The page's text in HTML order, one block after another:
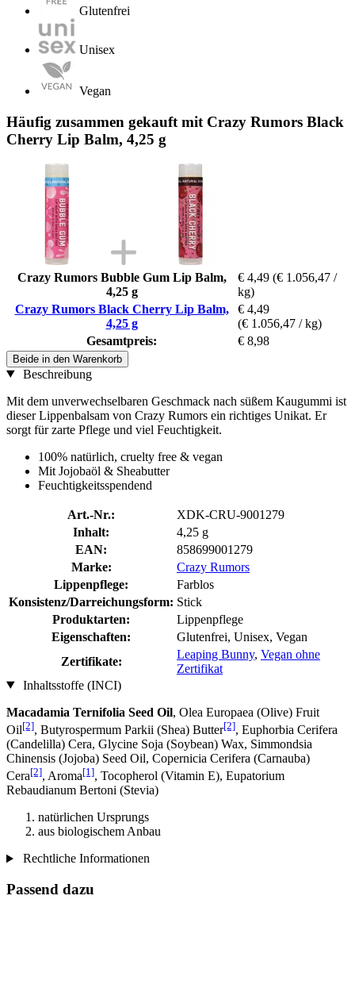
Glutenfrei
Unisex
Vegan
Häufig zusammen gekauft mit Crazy Rumors Black
Cherry Lip Balm, 4,25 g
Crazy Rumors Bubble Gum Lip Balm,
4,25 g
€ 4,49 (€ 1.056,47 /
kg)
Crazy Rumors Black Cherry Lip Balm,
4,25 g
€ 4,49
(€ 1.056,47 / kg)
Gesamtpreis:
€ 8,98
Beide in den Warenkorb
Beschreibung
Mit dem unverwechselbaren Geschmack nach süßem Kaugummi ist
dieser Lippenbalsam von Crazy Rumors ein richtiges Unikat. Er
sorgt für zarte Pflege und viel Feuchtigkeit.
100% natürlich, cruelty free & vegan
Mit Jojobaöl & Sheabutter
Feuchtigkeitsspendend
Art.-Nr.:
XDK-CRU-9001279
Inhalt:
4,25 g
EAN:
858699001279
Marke:
Crazy Rumors
Lippenpflege:
Farblos
Konsistenz/Darreichungsform: Stick
Produktarten:
Lippenpflege
Eigenschaften:
Glutenfrei, Unisex, Vegan
Zertifikate:
Leaping Bunny, Vegan ohne
Zertifikat
Inhaltsstoffe (INCI)
Macadamia Ternifolia Seed Oil, Olea Europaea (Olive) Fruit
Oil[2], Butyrospermum Parkii (Shea) Butter[2], Euphorbia Cerifera
(Candelilla) Cera, Glycine Soja (Soybean) Wax, Simmondsia
Chinensis (Jojoba) Seed Oil, Copernicia Cerifera (Carnauba)
Cera[2], Aroma[1], Tocopherol (Vitamin E), Eupatorium
Rebaudianum Bertoni (Stevia)
natürlichen Ursprungs
aus biologischem Anbau
Rechtliche Informationen
Passend dazu